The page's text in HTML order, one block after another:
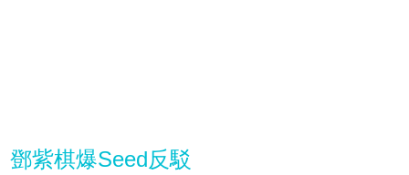
鄧紫棋爆Seed反駁